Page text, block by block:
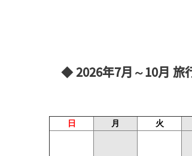
◆ 2026年7月～10月 旅
日 月 火